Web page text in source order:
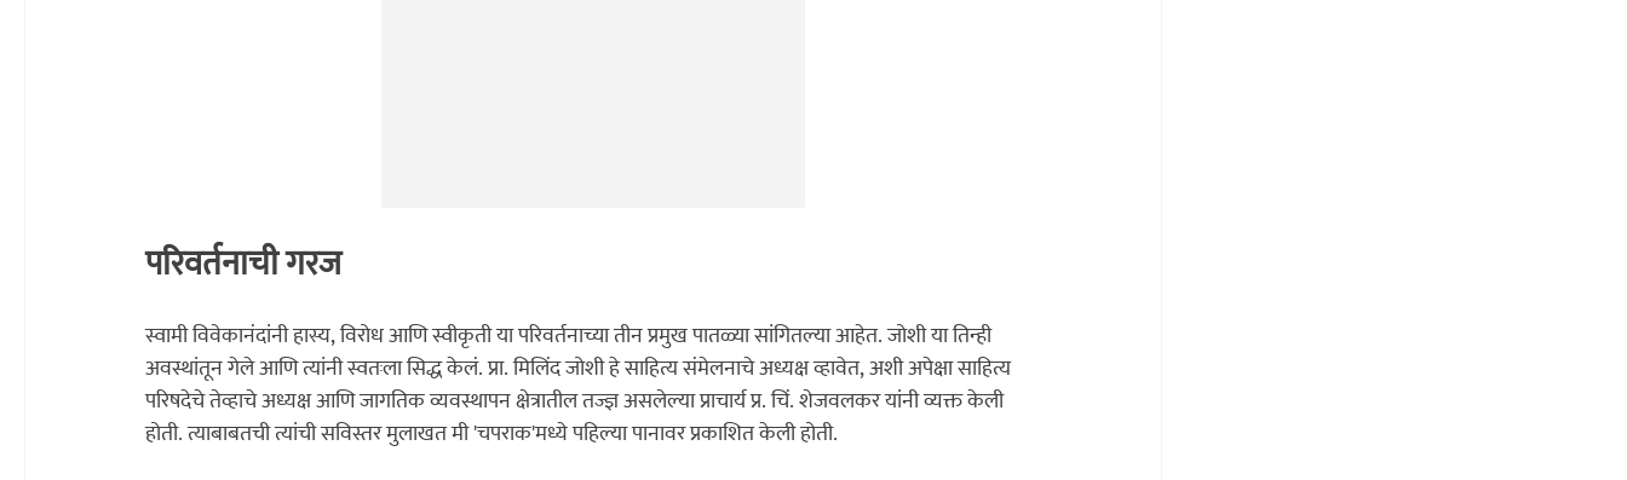
परिवर्तनाची गरज
स्वामी विवेकानंदांनी हास्य, विरोध आणि स्वीकृती या परिवर्तनाच्या तीन प्रमुख पातळ्या सांगितल्या आहेत. जोशी या तिन्ही
अवस्थांतून गेले आणि त्यांनी स्वतःला सिद्ध केलं. प्रा. मिलिंद जोशी हे साहित्य संमेलनाचे अध्यक्ष व्हावेत, अशी अपेक्षा साहित्य
परिषदेचे तेव्हाचे अध्यक्ष आणि जागतिक व्यवस्थापन क्षेत्रातील तज्ज्ञ असलेल्या प्राचार्य प्र. चिं. शेजवलकर यांनी व्यक्त केली
होती. त्याबाबतची त्यांची सविस्तर मुलाखत मी 'चपराक'मध्ये पहिल्या पानावर प्रकाशित केली होती.